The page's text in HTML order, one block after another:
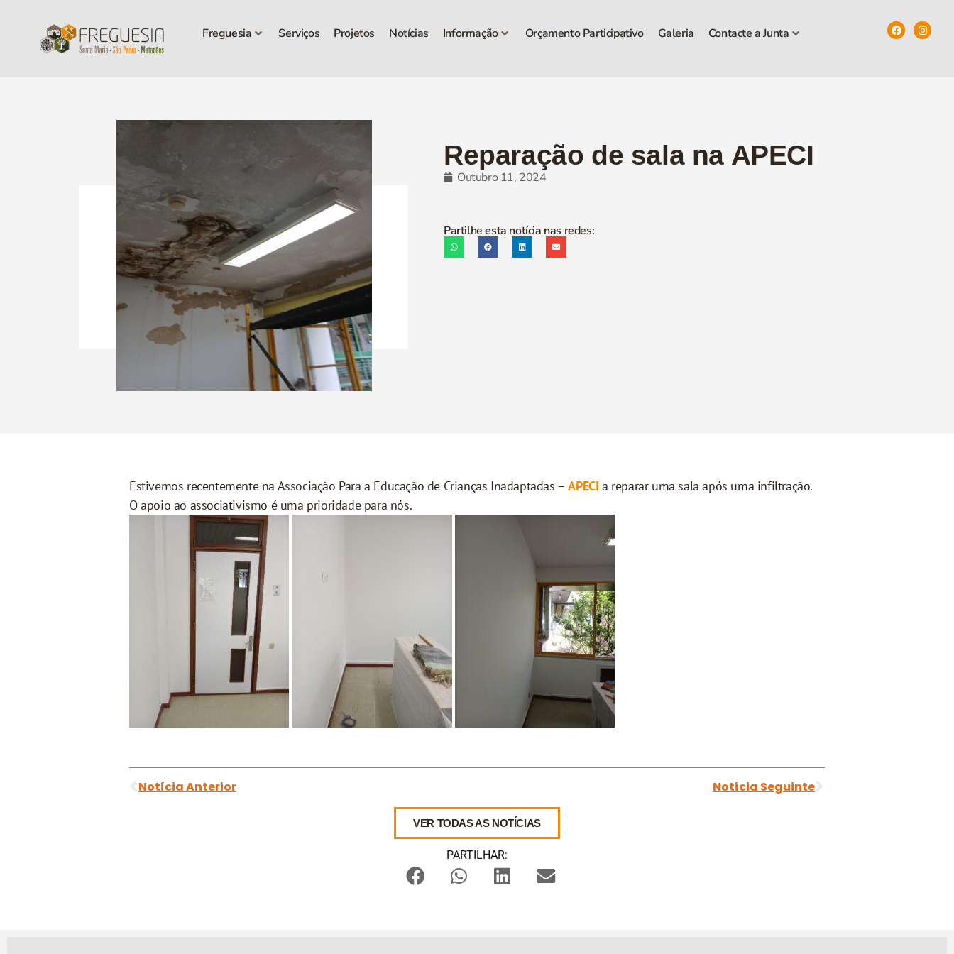
Freguesia Serviços Projetos Notícias Informação Orçamento Participativo Galeria Contacte a Junta
Reparação de sala na APECI
Outubro 11, 2024
Partilhe esta notícia nas redes:
Estivemos recentemente na Associação Para a Educação de Crianças Inadaptadas –APECI a reparar uma sala após uma infiltração.
O apoio ao associativismo é uma prioridade para nós.
Notícia Anterior Notícia Seguinte
VER TODAS AS NOTÍCIAS
PARTILHAR: